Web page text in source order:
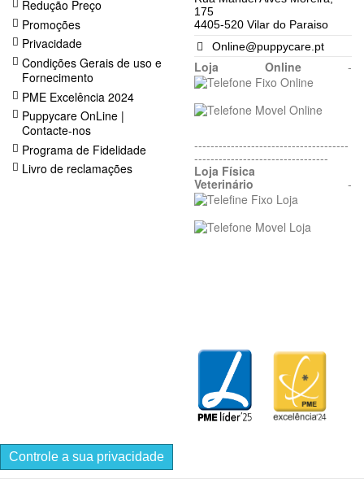
Redução Preço
Promoções
Privacidade
Condições Gerais de uso e
Fornecimento
PME Excelência 2024
Puppycare OnLine |
Contacte-nos
Programa de Fidelidade
Livro de reclamações
175
4405-520 Vilar do Paraiso
Online@puppycare.pt
Loja Online -
--------------------------------------
---------------------------------
Loja Física
Veterinário -
Controle a sua privacidade